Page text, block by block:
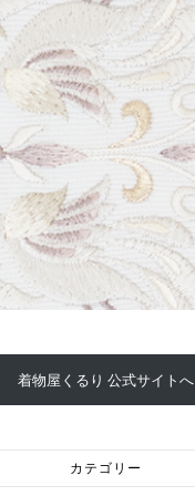
着物屋くるり 公式サイトへ
カテゴリー